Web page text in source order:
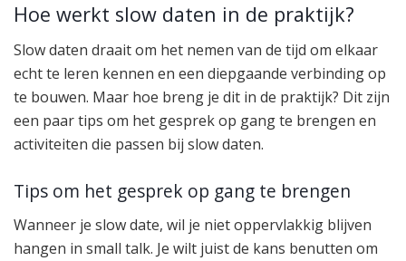
Hoe werkt slow daten in de praktijk?
Slow daten draait om het nemen van de tijd om elkaar
echt te leren kennen en een diepgaande verbinding op
te bouwen. Maar hoe breng je dit in de praktijk? Dit zijn
een paar tips om het gesprek op gang te brengen en
activiteiten die passen bij slow daten.
Tips om het gesprek op gang te brengen
Wanneer je slow date, wil je niet oppervlakkig blijven
hangen in small talk. Je wilt juist de kans benutten om